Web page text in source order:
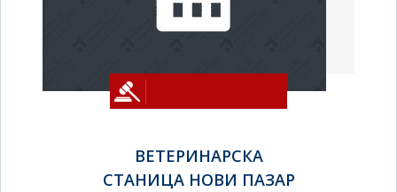
ВЕТЕРИНАРСКА
СТАНИЦА НОВИ ПАЗАР